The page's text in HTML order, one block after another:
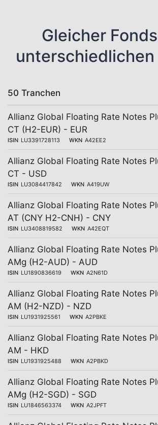
Gleicher
unterschiedlichen
50 Tranchen
Allianz Global Floating Rate Notes
CT (H2-EUR) - EUR
ISIN LU3391728113 WKN A42EE2
Allianz Global Floating Rate Notes
CT - USD
ISIN LU3084417842 WKN A419UW
Allianz Global Floating Rate Notes
AT (CNY H2-CNH) - CNY
ISIN LU3408819582 WKN A42EQT
Allianz Global Floating Rate Notes
AMg (H2-AUD) - AUD
ISIN LU1890836619 WKN A2N61D
Allianz Global Floating Rate Notes
AM (H2-NZD) - NZD
ISIN LU1931925561 WKN A2PBKE
Allianz Global Floating Rate Notes
AM - HKD
ISIN LU1931925488 WKN A2PBKD
Allianz Global Floating Rate Notes
AMg (H2-SGD) - SGD
ISIN LU1846563374 WKN A2JPFT